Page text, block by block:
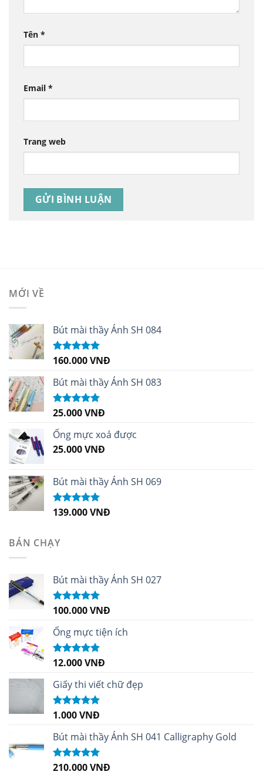
Tên *
Email *
Trang web
MỚI VỀ
Bút mài thầy Ánh SH 084
Được xếp
sao
160.000VNĐ
Bút mài thầy Ánh SH 083
Được xếp
sao
25.000VNĐ
Ống mực xoá được
25.000VNĐ
Bút mài thầy Ánh SH 069
Được xếp
139.000VNĐ
BÁN CHẠY
Bút mài thầy Ánh SH 027
Được xếp
sao
100.000VNĐ
Ống mực tiện ích
Được xếp
sao
12.000VNĐ
Giấy thi viết chữ đẹp
Được xếp
sao
1.000VNĐ
Bút mài thầy Ánh SH 041 Calligraphy Gold
Được xếp
210.000VNĐ